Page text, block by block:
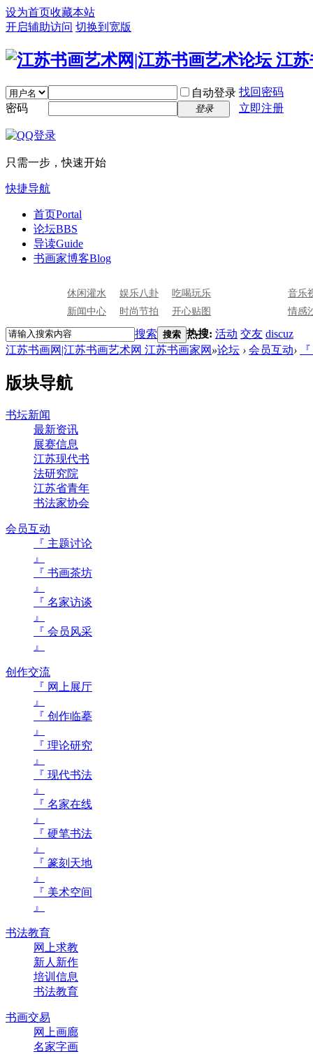
设为首页收藏本站
开启辅助访问 切换到宽版
自动登录 找回密码
密码
登录 立即注册
只需一步，快速开始
快捷导航
首页Portal
论坛BBS
导读Guide
书画家博客Blog
休闲灌水 娱乐八卦
吃喝玩乐
新闻中心
时尚节拍 开心贴图
音乐
情感
搜索 搜索 热搜: 活动 交友 discuz
江苏书画网|江苏书画艺术网 江苏书画家网 »论坛 › 会员互动›
版块导航
书坛新闻
最新资讯
展赛信息
江苏现代书
法研究院
江苏省青年
书法家协会
会员互动
『 主题讨论
』
『 书画茶坊
』
『 名家访谈
』
『 会员风采
』
创作交流
『 网上展厅
』
『 创作临摹
』
『 理论研究
』
『 现代书法
』
『 名家在线
』
『 硬笔书法
』
『 篆刻天地
』
『 美术空间
』
书法教育
网上求教
新人新作
培训信息
书法教育
书画交易
网上画廊
名家字画